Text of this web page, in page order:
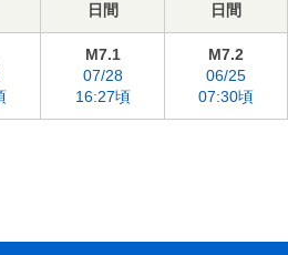
日間
日間
M7.1
07/28
16:27頃
M7.2
06/25
07:30頃